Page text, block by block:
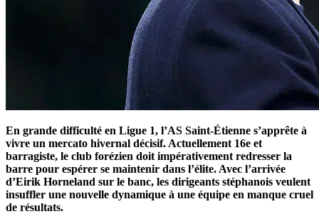
En grande difficulté en Ligue 1, l’AS Saint-Étienne s’apprête à
vivre un mercato hivernal décisif. Actuellement 16e et
barragiste, le club forézien doit impérativement redresser la
barre pour espérer se maintenir dans l’élite. Avec l’arrivée
d’Eirik Horneland sur le banc, les dirigeants stéphanois veulent
insuffler une nouvelle dynamique à une équipe en manque cruel
de résultats.